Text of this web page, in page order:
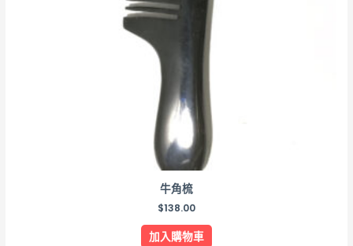
牛角梳
$138.00
加入購物車